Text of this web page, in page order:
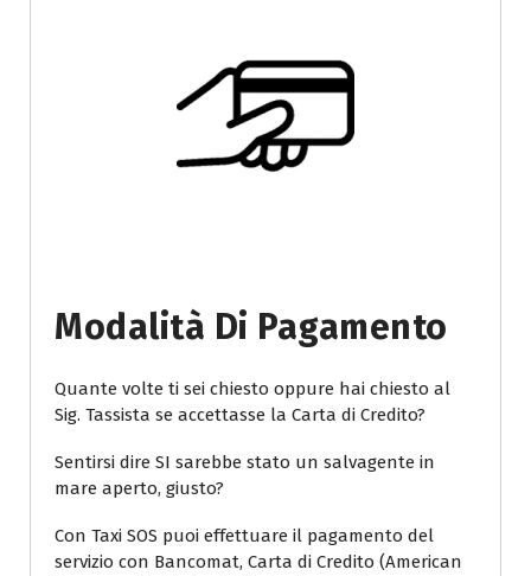
Modalità Di Pagamento
Quante volte ti sei chiesto oppure hai chiesto al
Sig. Tassista se accettasse la Carta di Credito?
Sentirsi dire SI sarebbe stato un salvagente in
mare aperto, giusto?
Con Taxi SOS puoi effettuare il pagamento del
servizio con Bancomat, Carta di Credito (American